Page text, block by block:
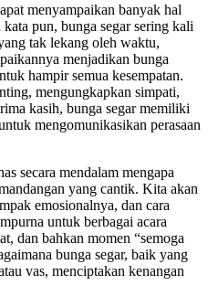
menyampaikan banyak hal
pun, bunga segar sering kali
tak lekang oleh waktu,
menjadikan bunga
hampir semua kesempatan.
mengungkapkan simpati,
kasih, bunga segar memiliki
mengomunikasikan perasaan
secara mendalam mengapa
yang cantik. Kita akan
emosionalnya, dan cara
untuk berbagai acara
dan bahkan momen “semoga
bunga segar, baik yang
vas, menciptakan kenangan